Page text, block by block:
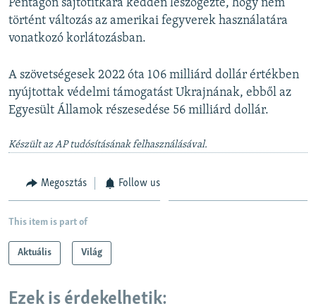
Pentagon sajtótitkára kedden leszögezte, hogy nem
történt változás az amerikai fegyverek használatára
vonatkozó korlátozásban.
A szövetségesek 2022 óta 106 milliárd dollár értékben
nyújtottak védelmi támogatást Ukrajnának, ebből az
Egyesült Államok részesedése 56 milliárd dollár.
Készült az AP tudósításának felhasználásával.
Megosztás Follow us
This item is part of
Aktuális Világ
Ezek is érdekelhetik: